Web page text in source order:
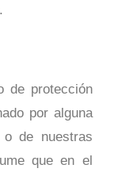
de protección
por alguna
o de nuestras
que en el